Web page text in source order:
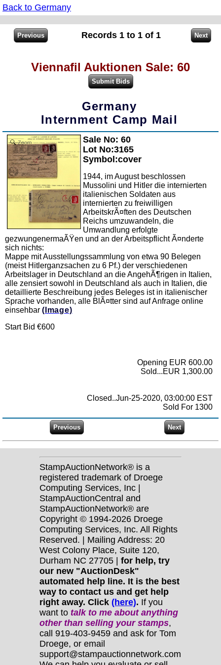
Back to Germany
Records 1 to 1 of 1
Viennafil Auktionen Sale: 60
Germany
Internment Camp Mail
Zoom
Sale No: 60
Lot No:3165
Symbol:cover
1944, im August beschlossen
Mussolini und Hitler die internierten
italienischen Soldaten aus
internierten zu freiwilligen
ArbeitskrÃ¤ften des Deutschen
Reichs umzuwandeln, die
Umwandlung erfolgte
gezwungenermaÃŸen und an der Arbeitspflicht Ã¤nderte
sich nichts:
Mappe mit Ausstellungssammlung von etwa 90 Belegen
(meist Hitlerganzsachen zu 6 Pf.) der verschiedenen
Arbeitslager in Deutschland an die AngehÃ¶rigen in Italien,
alle zensiert sowohl in Deutschland als auch in Italien, die
detaillierte Beschreibung jedes Beleges ist in italienischer
Sprache vorhanden, alle BlÃ¤tter sind auf Anfrage online
einsehbar (Image)
Start Bid €600
Opening EUR 600.00
Sold...EUR 1,300.00
Closed..Jun-25-2020, 03:00:00 EST
Sold For 1300
StampAuctionNetwork® is a
registered trademark of Droege
Computing Services, Inc |
StampAuctionCentral and
StampAuctionNetwork® are
Copyright © 1994-2026 Droege
Computing Services, Inc. All Rights
Reserved. | Mailing Address: 20
West Colony Place, Suite 120,
Durham NC 27705 | for help, try
our new "AuctionDesk"
automated help line. It is the best
way to contact us and get help
right away. Click (here). If you
want to talk to me about anything
otherthan selling your stamps,
call 919-403-9459 and ask for Tom
Droege, or email
support@stampauctionnetwork.com